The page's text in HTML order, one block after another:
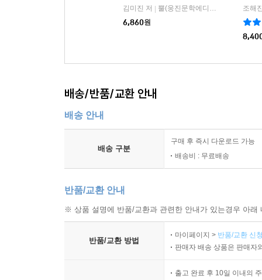
김미진 저 | 뿔(웅진문학에디션)
6,860원
조해
배송/반품/교환 안내
배송 안내
배송 구분
구매 후 즉시 다운로드 가능
배송비 : 무료배송
반품/교환 안내
※ 상품 설명에 반품/교환과 관련한 안내가 있는경우 아
반품/교환 방법
마이페이지 > 반품/교환 신
판매자 배송 상품은 판매자
출고 완료 후 10일 이내의